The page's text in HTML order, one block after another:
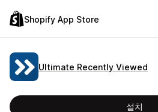
Shopify App Store
Ultimate Recently Viewed
설치